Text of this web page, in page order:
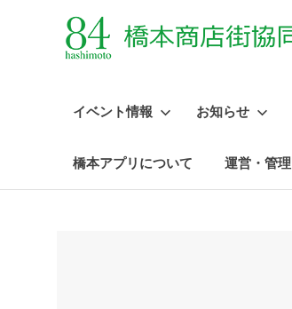
イベント情報 お知らせ
橋本アプリについて 運営・管理